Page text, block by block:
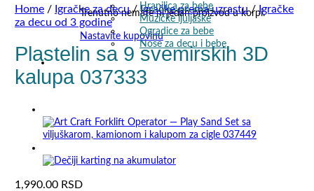
Hranilica za bebe
Muzičke ljuljaške
Ogradice za bebe
Noše za decu i bebe
Trenutno nemate ni jedan proizvod u korpi.
Nastavite kupovinu
Home / Igračke za decu / Igračke prema uzrastu / Igračke
za decu od 3 godine
Plastelin sa 9 svemirskih 3D
kalupa 037333
1,990.00 RSD